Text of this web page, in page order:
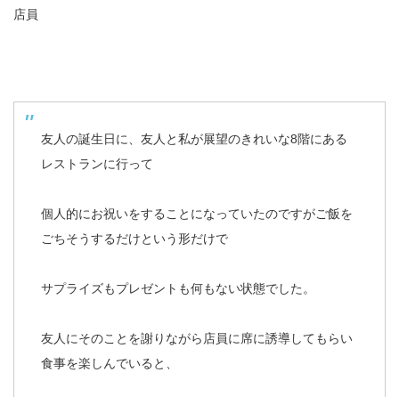
店員
友人の誕生日に、友人と私が展望のきれいな8階にある
レストランに行って
個人的にお祝いをすることになっていたのですがご飯を
ごちそうするだけという形だけで
サプライズもプレゼントも何もない状態でした。
友人にそのことを謝りながら店員に席に誘導してもらい
食事を楽しんでいると、